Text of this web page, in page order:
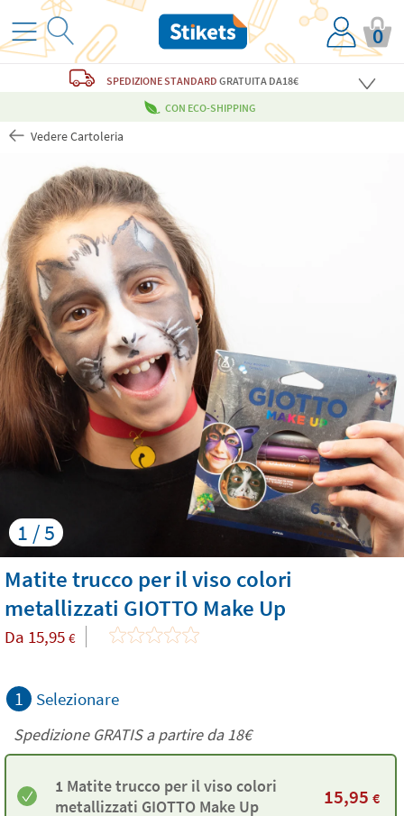
0
SPEDIZIONE STANDARD GRATUITADA18€
CON ECO-SHIPPING
Vedere Cartoleria
1 / 5
Matite trucco per il viso colori
metallizzati GIOTTO Make Up
Da 15,95 €
1 Selezionare
Spedizione GRATIS a partire da18€
1 Matite trucco per il viso colori
metallizzati GIOTTO Make Up
15,95 €